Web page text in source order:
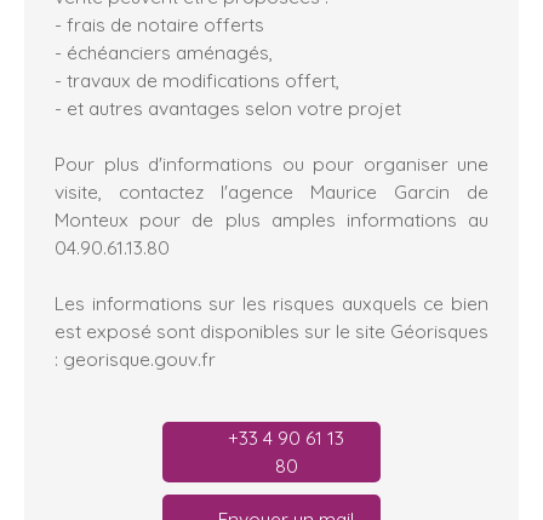
- frais de notaire offerts
- échéanciers aménagés,
- travaux de modifications offert,
- et autres avantages selon votre projet
Pour plus d'informations ou pour organiser une
visite, contactez l'agence Maurice Garcin de
Monteux pour de plus amples informations au
04.90.61.13.80
Les informations sur les risques auxquels ce bien
est exposé sont disponibles sur le site Géorisques
: georisque.gouv.fr
+33 4 90 61 13
80